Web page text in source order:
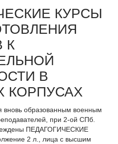
КУРСЫ
К
В
КОРПУСАХ
вновь образованным военным
при 2-ой СПб.
ПЕДАГОГИЧЕСКИЕ
2 л., лица с высшим